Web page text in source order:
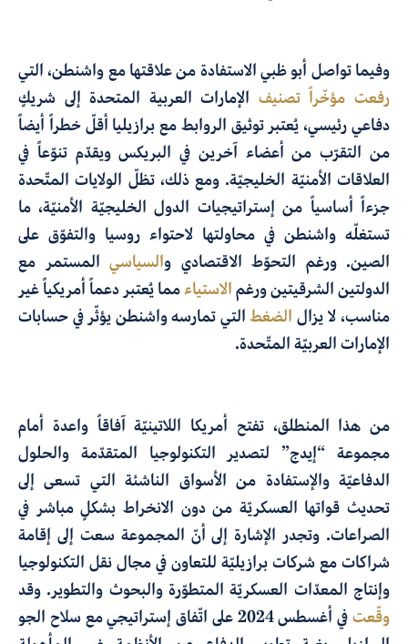
وفيما تواصل أبو ظبي الاستفادة من علاقتها مع واشنطن، التي
رفعت مؤخّراً تصنيف الإمارات العربية المتحدة إلى شريكٍ
دفاعي رئيسي، يُعتبر توثيق الروابط مع برازيليا أقلّ خطراً أيضاً
من التقرّب من أعضاء آخرين في البريكس ويقدّم تنوّعاً في
العلاقات الأمنيّة الخليجيّة. ومع ذلك، تظلّ الولايات المتّحدة
جزءاً أساسياً من إستراتيجيات الدول الخليجيّة الأمنيّة، ما
تستغلّه واشنطن في محاولتها لاحتواء روسيا والتفوّق على
الصين. ورغم التحوّط الاقتصادي والسياسي المستمر مع
الدولتين الشرقيتين ورغم الاستياءمما يُعتبر دعماً أمريكياً غير
مناسب، لا يزال الضغطالتي تمارسه واشنطن يؤثّر في حسابات
الإمارات العربيّة المتّحدة.
من هذا المنطلق، تفتح أمريكا اللاتينيّة آفاقاً واعدة أمام
مجموعة “إيدج” لتصدير التكنولوجيا المتقدّمة والحلول
الدفاعيّة والإستفادة من الأسواق الناشئة التي تسعى إلى
تحديث قواتها العسكريّة من دون الانخراط بشكلٍ مباشر في
الصراعات. وتجدر الإشارة إلى أنّ المجموعة سعت إلى إقامة
شراكات مع شركات برازيليّة للتعاون في مجال نقل التكنولوجيا
وإنتاج المعدّات العسكريّة المتطوّرة والبحوث والتطوير. وقد
وقّعت
في أغسطس 2024 على اتّفاق إستراتيجي مع سلاح الجو